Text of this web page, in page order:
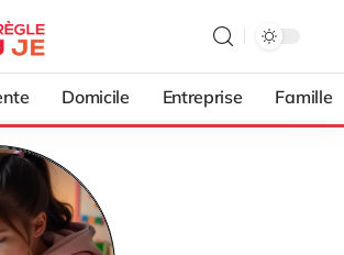
Domicile Entreprise Famille